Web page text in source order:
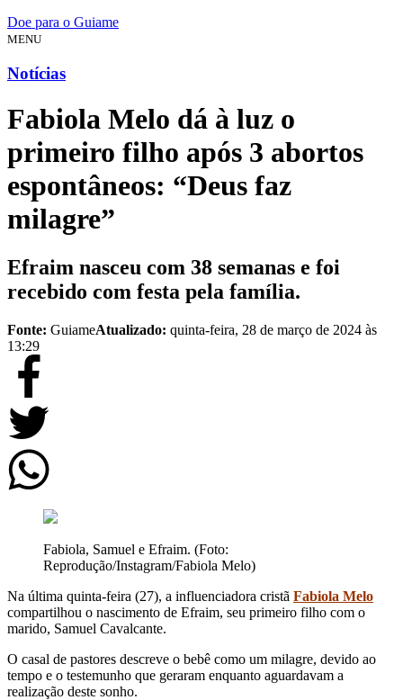
Doe para o Guiame
MENU
Notícias
Fabiola Melo dá à luz o
primeiro filho após 3 abortos
espontâneos: “Deus faz
milagre”
Efraim nasceu com 38 semanas e foi
recebido com festa pela família.
Fonte: GuiameAtualizado: quinta-feira, 28 de março de 2024 às
13:29
Fabiola, Samuel e Efraim. (Foto:
Reprodução/Instagram/Fabiola Melo)
Na última quinta-feira (27), a influenciadora cristã Fabiola Melo
compartilhou o nascimento de Efraim, seu primeiro filho com o
marido, Samuel Cavalcante.
O casal de pastores descreve o bebê como um milagre, devido ao
tempo e o testemunho que geraram enquanto aguardavam a
realização deste sonho.